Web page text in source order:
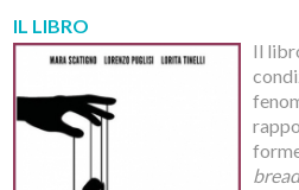
IL LIBRO
Il